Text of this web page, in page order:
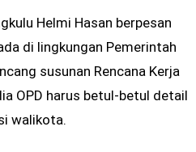
Helmi Hasan berpesan
di lingkungan Pemerintah
susunan Rencana Kerja
OPD harus betul-betul detail
walikota.